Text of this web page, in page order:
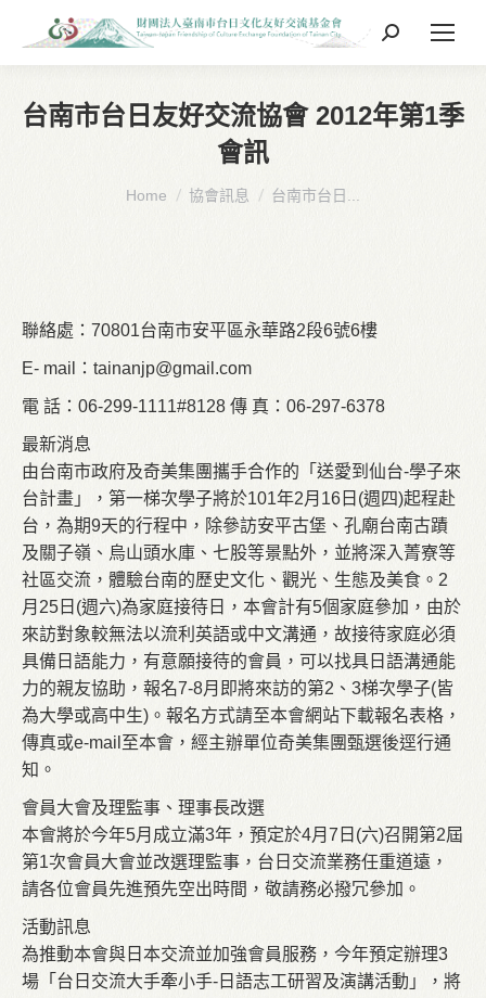
Search:
台南市台日友好交流協會 2012年第1季
會訊
You are here:
Home 協會訊息 台南市台日...
聯絡處：70801台南市安平區永華路2段6號6樓
E- mail： tainanjp@gmail.com
電 話：06-299-1111#8128 傳 真：06-297-6378
最新消息
由台南市政府及奇美集團攜手合作的「送愛到仙台-學子來
台計畫」，第一梯次學子將於101年2月16日(週四)起程赴
台，為期9天的行程中，除參訪安平古堡、孔廟台南古蹟
及關子嶺、烏山頭水庫、七股等景點外，並將深入菁寮等
社區交流，體驗台南的歷史文化、觀光、生態及美食。2
月25日(週六)為家庭接待日，本會計有5個家庭參加，由於
來訪對象較無法以流利英語或中文溝通，故接待家庭必須
具備日語能力，有意願接待的會員，可以找具日語溝通能
力的親友協助，報名7-8月即將來訪的第2、3梯次學子(皆
為大學或高中生)。報名方式請至本會網站下載報名表格，
傳真或e-mail至本會，經主辦單位奇美集團甄選後逕行通
知。
會員大會及理監事、理事長改選
本會將於今年5月成立滿3年，預定於4月7日(六)召開第2屆
第1次會員大會並改選理監事，台日交流業務任重道遠，
請各位會員先進預先空出時間，敬請務必撥冗參加。
活動訊息
為推動本會與日本交流並加強會員服務，今年預定辦理3
場「台日交流大手牽小手-日語志工研習及演講活動」，將